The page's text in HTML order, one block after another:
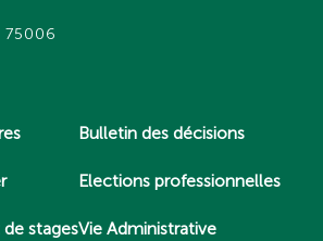
75006
stages
Bulletin des décisions
Elections professionnelles
Vie Administrative